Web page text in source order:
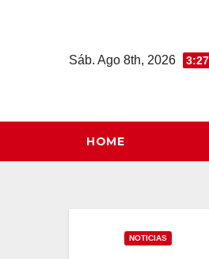
Sáb. Ago 8th, 2026
HOME
NOTICIAS